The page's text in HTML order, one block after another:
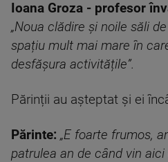
Ioana Groza - profesor
„Noua clădire și noile săli
spațiu mult mai mare în
desfășura activitățile”.
Părinții au așteptat și ei
Părinte: „E foarte frumos,
patrulea an de când vin